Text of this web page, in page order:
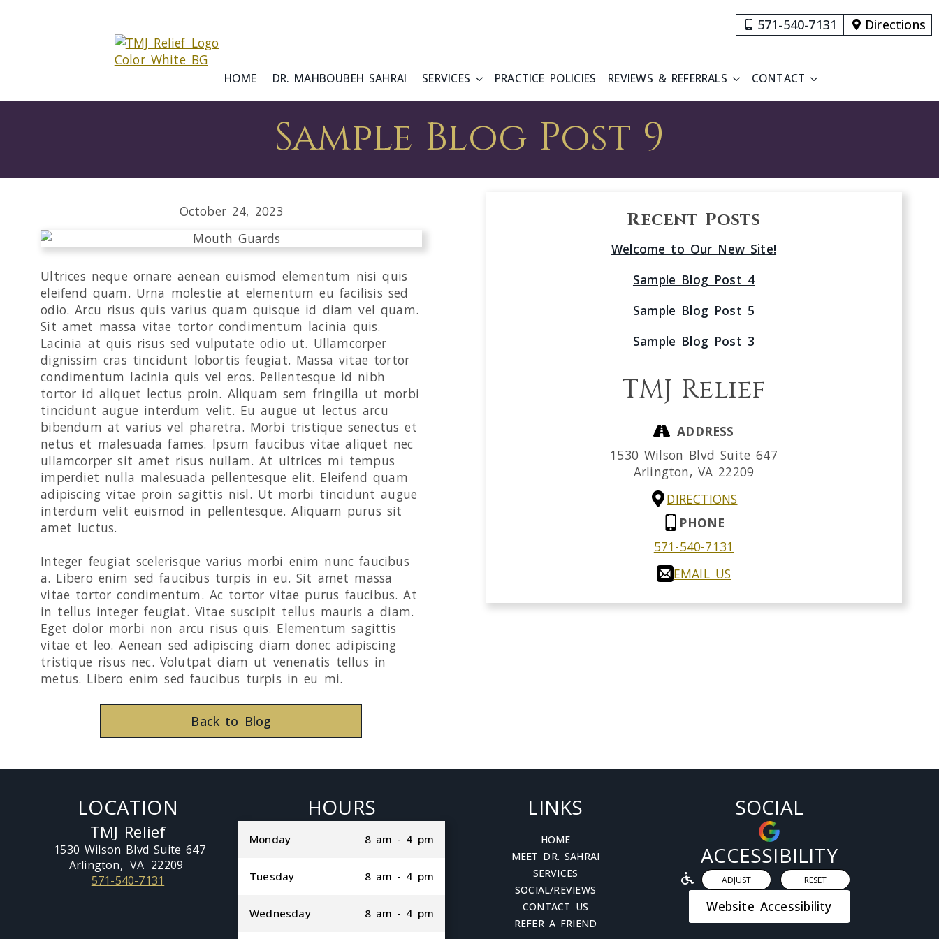
571-540-7131 Directions
HOME DR. MAHBOUBEH SAHRAI SERVICES PRACTICE POLICIES REVIEWS & REFERRALS CONTACT
Sample Blog Post 9
October 24, 2023
Ultrices neque ornare aenean euismod elementum nisi quis
eleifend quam. Urna molestie at elementum eu facilisis sed
odio. Arcu risus quis varius quam quisque id diam vel quam.
Sit amet massa vitae tortor condimentum lacinia quis.
Lacinia at quis risus sed vulputate odio ut. Ullamcorper
dignissim cras tincidunt lobortis feugiat. Massa vitae tortor
condimentum lacinia quis vel eros. Pellentesque id nibh
tortor id aliquet lectus proin. Aliquam sem fringilla ut morbi
tincidunt augue interdum velit. Eu augue ut lectus arcu
bibendum at varius vel pharetra. Morbi tristique senectus et
netus et malesuada fames. Ipsum faucibus vitae aliquet nec
ullamcorper sit amet risus nullam. At ultrices mi tempus
imperdiet nulla malesuada pellentesque elit. Eleifend quam
adipiscing vitae proin sagittis nisl. Ut morbi tincidunt augue
interdum velit euismod in pellentesque. Aliquam purus sit
amet luctus.
Integer feugiat scelerisque varius morbi enim nunc faucibus
a. Libero enim sed faucibus turpis in eu. Sit amet massa
vitae tortor condimentum. Ac tortor vitae purus faucibus. At
in tellus integer feugiat. Vitae suscipit tellus mauris a diam.
Eget dolor morbi non arcu risus quis. Elementum sagittis
vitae et leo. Aenean sed adipiscing diam donec adipiscing
tristique risus nec. Volutpat diam ut venenatis tellus in
metus. Libero enim sed faucibus turpis in eu mi.
Back to Blog
Recent Posts
Welcome to Our New Site!
Sample Blog Post 4
Sample Blog Post 5
Sample Blog Post 3
TMJ Relief
ADDRESS
1530 Wilson Blvd Suite 647
Arlington, VA 22209
DIRECTIONS
PHONE
571-540-7131
EMAIL US
LOCATION
TMJ Relief
1530 Wilson Blvd Suite 647
Arlington, VA 22209
571-540-7131
HOURS
Monday 8 am - 4 pm
Tuesday 8 am - 4 pm
Wednesday 8 am - 4 pm
LINKS
HOME
MEET DR. SAHRAI
SERVICES
SOCIAL/REVIEWS
CONTACT US
REFER A FRIEND
SOCIAL
ACCESSIBILITY
ADJUST RESET
Website Accessibility